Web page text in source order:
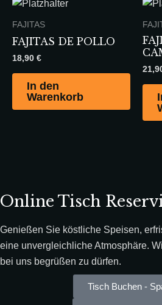
FAJITAS
FAJITAS DE POLLO
18,90 €
In den
Warenkorb
Online Tisch
Genießen Sie köstliche Speisen,
eine unvergleichliche Atmosphäre.
bei uns begrüßen zu dürfen.
Tisch Buchen -